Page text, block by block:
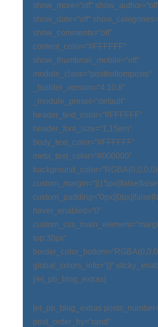
show_more=“off“
show_date=“off“
show_comments=“off“
content_color=“#FFFFFF“
show_thumbnail_mobile=“off“
module_class=“postbottomposts“
_builder_version=“4.10.8″
_module_preset=“default“
header_text_color=“#FFFFFF“
header_font_size=“1.15em“
body_text_color=“#FFFFFF“
meta_text_color=“#000000″
hover_enabled=“0″
top:30px“
global_colors_info=“{}“
[/et_pb_blog_extras]
[et_pb_blog_extras
post_order_by=“rand“